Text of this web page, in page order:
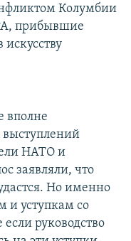
Колумбии
прибывшие
вполне
выступлений
НАТО и
заявляли, что
Но именно
и уступкам со
руководство